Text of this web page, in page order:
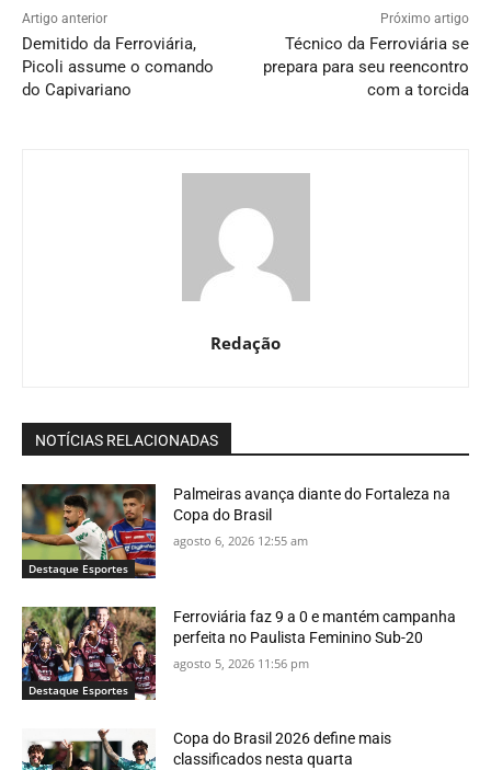
Artigo anterior
Demitido da Ferroviária,
Picoli assume o comando
do Capivariano
Próximo artigo
Técnico da Ferroviária se
prepara para seu reencontro
com a torcida
Redação
NOTÍCIAS RELACIONADAS
Destaque Esportes
Palmeiras avança diante do Fortaleza na
Copa do Brasil
agosto 6, 2026 12:55 am
Destaque Esportes
Ferroviária faz 9 a 0 e mantém campanha
perfeita no Paulista Feminino Sub-20
agosto 5, 2026 11:56 pm
Copa do Brasil 2026 define mais
classificados nesta quarta